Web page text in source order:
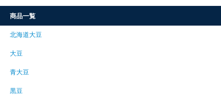
商品一覧
北海道大豆
大豆
青大豆
黒豆